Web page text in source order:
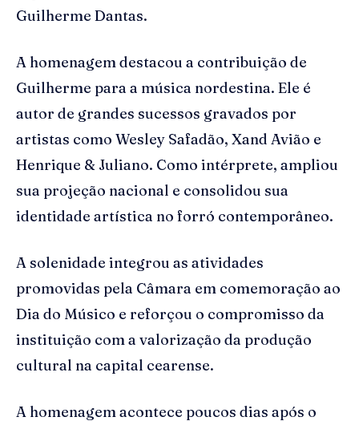
Guilherme Dantas.
A homenagem destacou a contribuição de
Guilherme para a música nordestina. Ele é
autor de grandes sucessos gravados por
artistas como Wesley Safadão, Xand Avião e
Henrique & Juliano. Como intérprete, ampliou
sua projeção nacional e consolidou sua
identidade artística no forró contemporâneo.
A solenidade integrou as atividades
promovidas pela Câmara em comemoração ao
Dia do Músico e reforçou o compromisso da
instituição com a valorização da produção
cultural na capital cearense.
A homenagem acontece poucos dias após o